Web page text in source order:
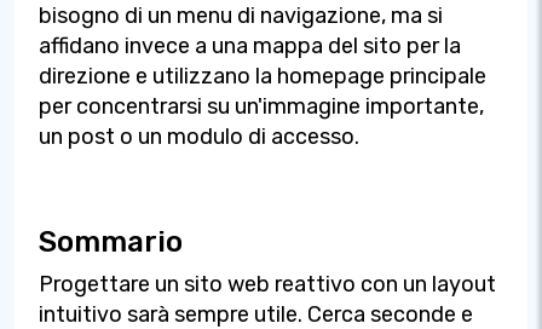
bisogno di un menu di navigazione, ma si
affidano invece a una mappa del sito per la
direzione e utilizzano la homepage principale
per concentrarsi su un'immagine importante,
un post o un modulo di accesso.
Sommario
Progettare un sito web reattivo con un layout
intuitivo sarà sempre utile. Cerca seconde e